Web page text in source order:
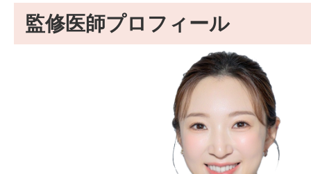
監修医師プロフィール